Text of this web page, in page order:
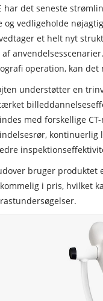
har det seneste
og vedligeholde
et helt nyt
operation, kan det
understøtter en
med forskellige
kontinuerlig
bruger produktet
i pris, hvilket